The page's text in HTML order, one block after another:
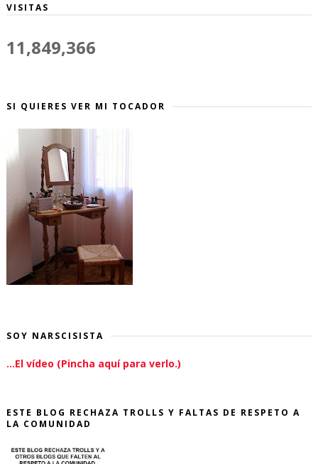
VISITAS
11,849,366
SI QUIERES VER MI TOCADOR
SOY NARSCISISTA
...El vídeo (Pincha aquí para verlo.)
ESTE BLOG RECHAZA TROLLS Y FALTAS DE RESPETO A
LA COMUNIDAD